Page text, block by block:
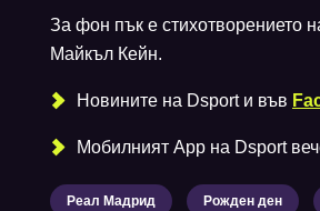
За фон пък е стихотворението
Майкъл Кейн.
Новините на Dsport и във
Мобилният Аpp на Dsport
Реал Мадрид Рожден ден